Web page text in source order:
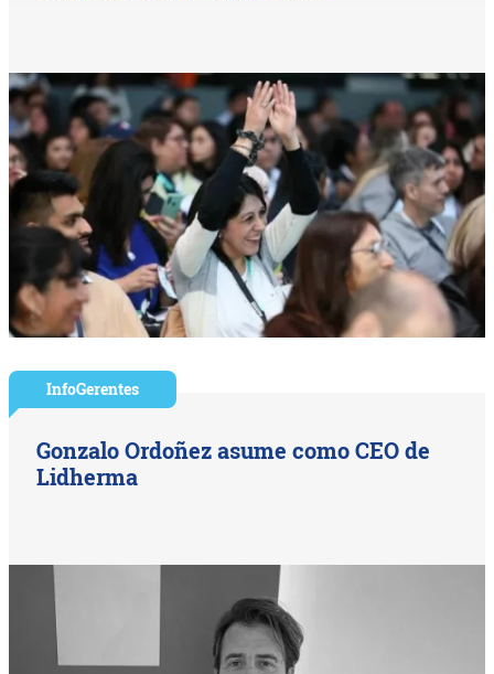
InfoGerentes
Gonzalo Ordoñez asume como CEO de
Lidherma